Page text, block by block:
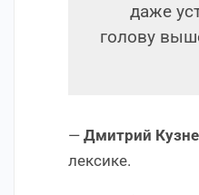
даже
голову
— Дмитрий
лексике.